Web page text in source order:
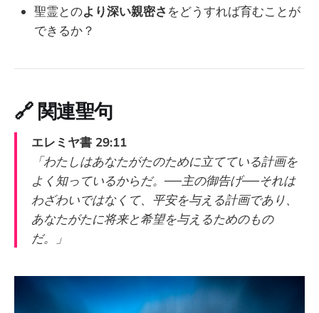
聖霊とのより深い親密さ をどうすれば育むことが
できるか？
🔗 関連聖句
エレミヤ書 29:11
「わたしはあなたがたのために立てている計画を
よく知っているからだ。──主の御告げ──それは
わざわいではなくて、平安を与える計画であり、
あなたがたに将来と希望を与えるためのもの
だ。」